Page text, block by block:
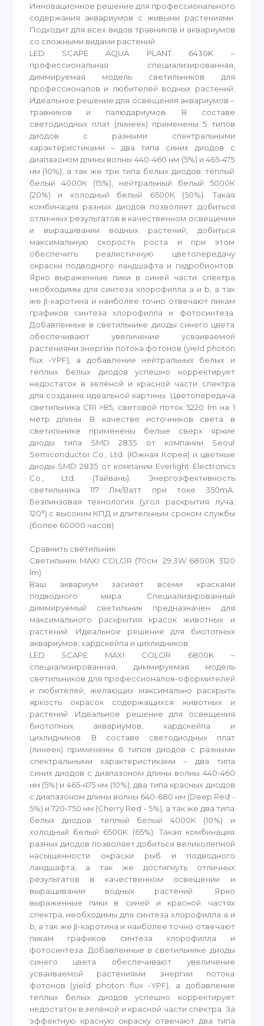
Инновационное решение для профессионального
содержания аквариумов с живыми растениями.
Подходит для всех видов травников и аквариумов
со сложными видами растений.
LED SCAPE AQUA PLANT 6430K –
профессиональная специализированная,
диммируемая модель светильников для
профессионалов и любителей водных растений.
Идеальное решение для освещения аквариумов –
травников и палюдариумов. В составе
светодиодных плат (линеек) применены 5 типов
диодов с разными спектральными
характеристиками – два типа синих диодов с
диапазоном длины волны 440-460 нм (5%) и 465-475
нм (10%), а так же три типа белых диодов: тёплый
белый 4000К (15%), нейтральный белый 5000К
(20%) и холодный белый 6500К (50%). Такая
комбинация разных диодов позволяет добиться
отличных результатов в качественном освещении
и выращивании водных растений, добиться
максимальную скорость роста и при этом
обеспечить реалистичную цветопередачу
окраски подводного ландшафта и гидробионтов.
Ярко выраженные пики в синей части спектра
необходимы для синтеза хлорофилла a и b, а так
же β-каротина и наиболее точно отвечают пикам
графиков синтеза хлорофилла и фотосинтеза.
Добавленные в светильнике диоды синего цвета
обеспечивают увеличение усваиваемой
растениями энергии потока фотонов (yield photon
flux -YPF), а добавление нейтральных белых и
тёплых белых диодов успешно корректирует
недостаток в зелёной и красной части спектра
для создания идеальной картины. Цветопередача
светильника CRI >85, световой поток 5220 lm на 1
метр длины. В качестве источников света в
светильнике применены белые сверх яркие
диоды типа SMD 2835 от компании Seoul
Semiconductor Co., Ltd. (Южная Корея) и цветные
диоды SMD 2835 от компании Everlight Electronics
Co., Ltd. (Тайвань). Энергоэфективность
светильника 117 Лм/Ватт при токе 350mA.
Безлинзовая технология (угол раскрытия луча:
120°) с высоким КПД и длительным сроком службы
(более 60000 часов).
Сравнить светильник
Светильник MAXI COLOR (70см. 29,3W 6800K 3120
lm)
Ваш аквариум засияет всеми красками
подводного мира. Специализированный
диммируемый светильник предназначен для
максимального раскрытия красок животных и
растений. Идеальное решение для биотопных
аквариумов, хардскейпа и цихлидников.
LED SCAPE MAXI COLOR 6800K –
специализированная, диммируемая модель
светильников для профессионалов-оформителей
и любителей, желающих максимально раскрыть
яркость окрасок содержащихся животных и
растений. Идеальное решение для освещения
биотопных аквариумов, хардскейпа и
цихлидников. В составе светодиодных плат
(линеек) применены 6 типов диодов с разными
спектральными характеристиками – два типа
синих диодов с диапазоном длины волны 440-460
нм (5%) и 465-475 нм (10%), два типа красных диодов
с диапазоном длины волны 640-680 нм (Deep Red -
5%) и 720-750 нм (Cherry Red - 5%), а так же два типа
белых диодов: тёплый белый 4000К (10%) и
холодный белый 6500К (65%). Такая комбинация
разных диодов позволяет добиться великолепной
насыщенности окраски рыб и подводного
ландшафта, а так же достигнуть отличных
результатов в качественном освещении и
выращивании водных растений. Ярко
выраженные пики в синей и красной частях
спектра, необходимы для синтеза хлорофилла a и
b, а так же β-каротина и наиболее точно отвечают
пикам графиков синтеза хлорофилла и
фотосинтеза. Добавленные в светильнике диоды
синего цвета обеспечивают увеличение
усваиваемой растениями энергии потока
фотонов (yield photon flux -YPF), а добавление
тёплых белых диодов успешно корректирует
недостаток в зелёной и красной части спектра. За
эффектную красную окраску отвечают два типа